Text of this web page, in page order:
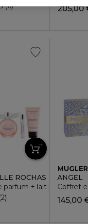
6 205,00
ROCHAS
parfum + lait pour le
2
MUGLER
ANGEL
Coffret
145,00